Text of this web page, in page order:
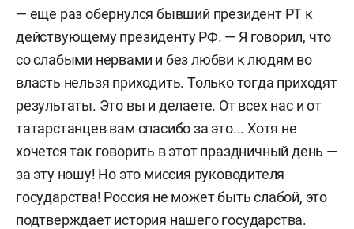
— еще раз обернулся бывший президент РТ к
действующему президенту РФ. — Я говорил, что
со слабыми нервами и без любви к людям во
власть нельзя приходить. Только тогда приходят
результаты. Это вы и делаете. От всех нас и от
татарстанцев вам спасибо за это... Хотя не
хочется так говорить в этот праздничный день —
за эту ношу! Но это миссия руководителя
государства! Россия не может быть слабой, это
подтверждает история нашего государства.